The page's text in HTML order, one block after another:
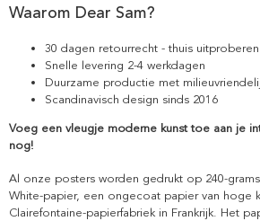
Waarom Dear Sam?
30 dagen retourrecht - thuis
Snelle levering 2-4 werkdagen
Duurzame productie met
Scandinavisch design sinds 2016
Voeg een vleugje moderne kunst toe aan je
nog!
Al onze posters worden gedrukt op 240-
White-papier, een ongecoat papier van hoge
Clairefontaine-papierfabriek in Frankrijk. Het